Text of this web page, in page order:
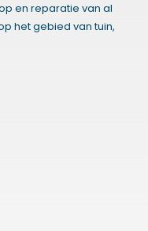
en reparatie van al
het gebied van tuin,